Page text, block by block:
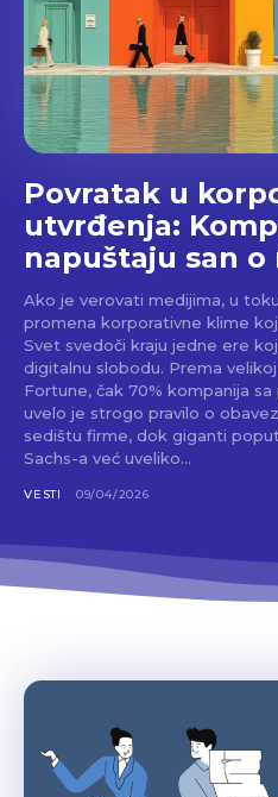
Povratak u
utvrđenja:
napuštaju san
Ako je verovati medijima, u
promena korporativne klime
Svet svedoči kraju jedne ere
digitalnu slobodu. Prema
Fortune, čak 70% kompanija
uvelo je strogo pravilo o
sedištu firme, dok giganti
Sachs-a već uveliko...
VESTI 09/04/2026